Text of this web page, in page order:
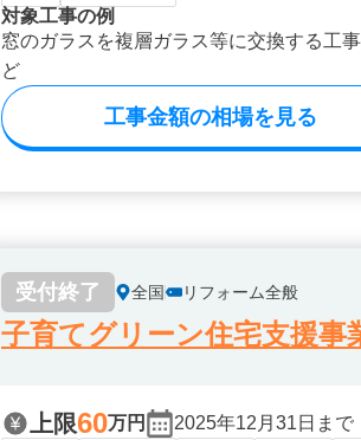
対象工事の例
窓のガラスを複層ガラス等に交換する工
ど
工事金額の相場を見る
受付終了 全国 リフォーム全般
子育てグリーン住宅支援事
上限60万円
2025年12月31日まで